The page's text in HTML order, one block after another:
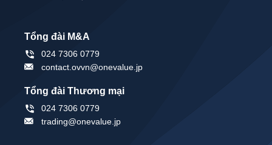
Tổng đài M&A
024 7306 0779
contact.ovvn@onevalue.jp
Tổng đài Thương mại
024 7306 0779
trading@onevalue.jp